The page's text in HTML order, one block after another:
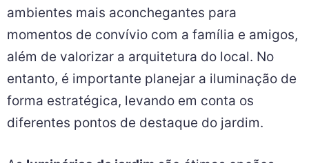
ambientes mais aconchegantes para
momentos de convívio com a família e amigos,
além de valorizar a arquitetura do local. No
entanto, é importante planejar a iluminação de
forma estratégica, levando em conta os
diferentes pontos de destaque do jardim.